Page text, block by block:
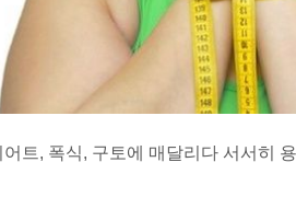
트, 폭식, 구토에 매달리다 서서히